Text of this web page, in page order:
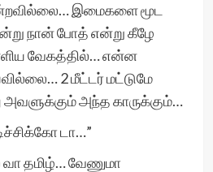
இமைகளை மூட
நான் போத் என்று கீழே
வேகத்தில்… என்ன
2 மீட்டர் மட்டுமே
அந்த காருக்கும்…
டா…”
தமிழ்… வேணுமா